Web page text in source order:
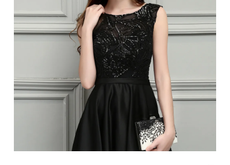
עולמית